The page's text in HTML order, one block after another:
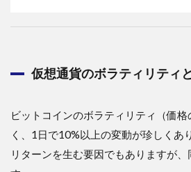
仮想通貨のボラティリティ
ビットコインのボラティリティ（価
く、1日で10%以上の変動が珍しくあ
リターンを生む要因でもありますが